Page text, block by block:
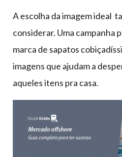
A escolha da imagem ideal
considerar. Uma campanha
marca de sapatos
imagens que ajudam a
aqueles itens pra casa.